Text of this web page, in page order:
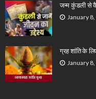
जन्म कुंडली से
January
ग्रह शांति के
January